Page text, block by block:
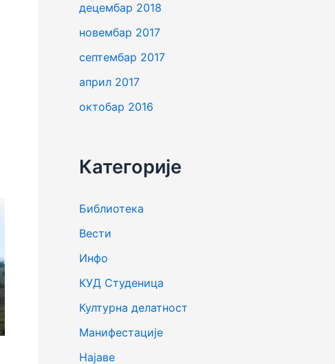
децембар 2018
новембар 2017
септембар 2017
април 2017
октобар 2016
Категорије
Библиотека
Вести
Инфо
КУД Студеница
Културна делатност
Манифестације
Најаве